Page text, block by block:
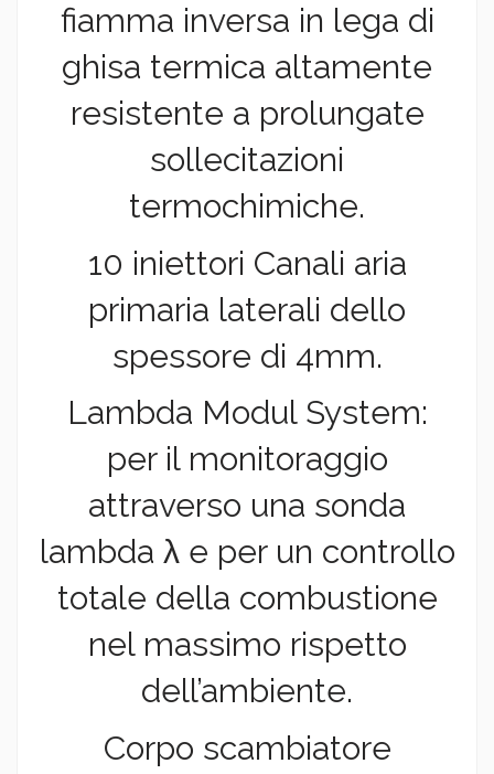
fiamma inversa in lega di
ghisa termica altamente
resistente a prolungate
sollecitazioni
termochimiche.
10 iniettori Canali aria
primaria laterali dello
spessore di 4mm.
Lambda Modul System:
per il monitoraggio
attraverso una sonda
lambda λ e per un controllo
totale della combustione
nel massimo rispetto
dell’ambiente.
Corpo scambiatore